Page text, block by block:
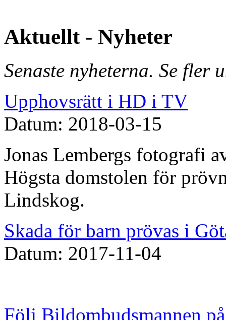
Aktuellt - Nyheter
Senaste nyheterna. Se
Upphovsrätt i HD i TV
Datum: 2018-03-15
Jonas Lembergs fotografi
Högsta domstolen för
Lindskog.
Skada för barn prövas i
Datum: 2017-11-04
Följ Bildombudsmannen